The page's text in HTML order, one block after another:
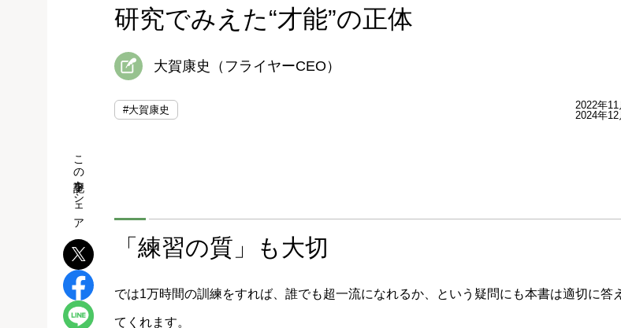
研究でみえた“才能”の正体
大賀康史（フライヤーCEO）
#大賀康史
2022年
2024年
「練習の質」も大切
では1万時間の訓練をすれば、誰でも超一流になれるか、という疑問にも本書は適切に答
てくれます。
この記事をシェア